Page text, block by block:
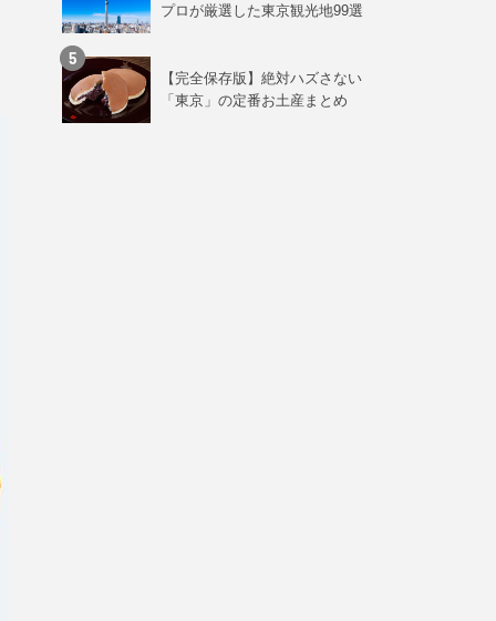
プロが厳選した東京観光地99選
【完全保存版】絶対ハズさない
「東京」の定番お土産まとめ